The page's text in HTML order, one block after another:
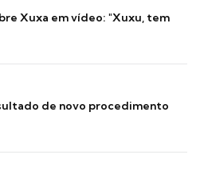
Xuxa em vídeo: "Xuxu, tem
de novo procedimento